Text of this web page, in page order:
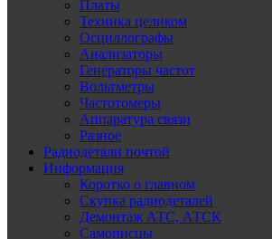
Платы
Техника целиком
Осциллографы
Анализаторы
Генераторы частот
Вольтметры
Частотомеры
Аппаратура связи
Разное
Радиодетали почтой
Информация
Коротко о главном
Скупка радиодеталей
Демонтаж АТС, АТСК
Самописцы